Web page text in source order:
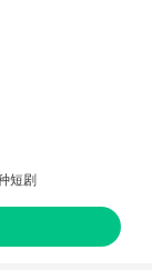
短剧